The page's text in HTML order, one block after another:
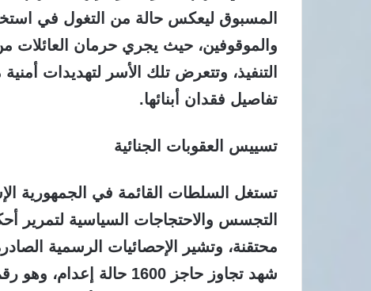
المسبوق ليعكس حالة من التغول في
والموقوفين، حيث يجري حرمان العائلات
التنفيذ، وتتعرض تلك الأسر لتهديدات
تفاصيل فقدان أبنائها.
تسييس العقوبات الجنائية
تستغل السلطات القائمة في الجمهورية
التجسس والاحتجاجات السياسية لتمرير
محتقنة، وتشير الإحصائيات الرسمية
شهد تجاوز حاجز 1600